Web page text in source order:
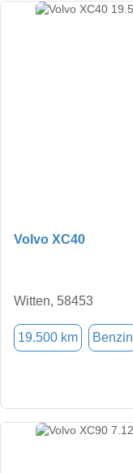
Volvo XC40
Witten, 58453
19.500 km Benzin